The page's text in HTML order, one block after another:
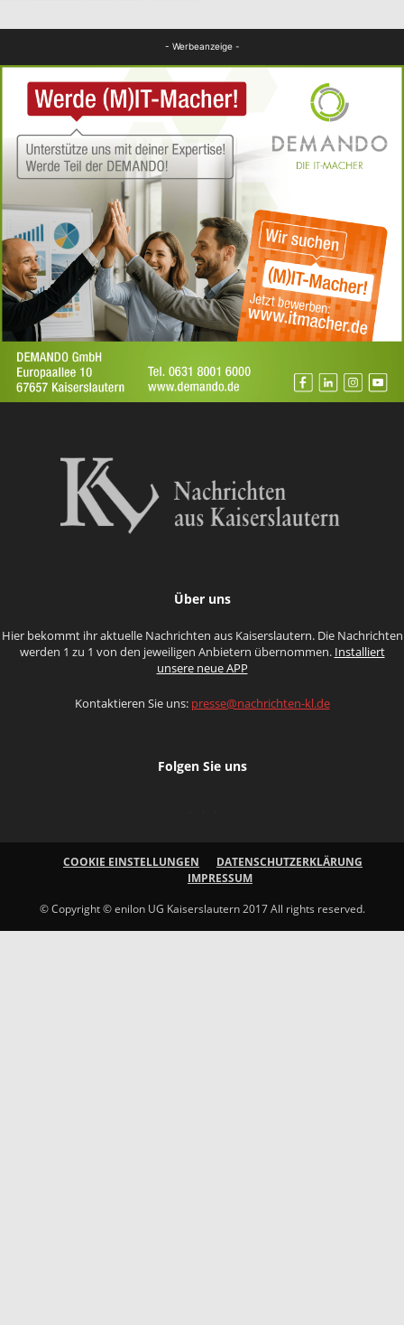
- Werbeanzeige -
Über uns
Hier bekommt ihr aktuelle Nachrichten aus Kaiserslautern. Die Nachrichten
werden 1 zu 1 von den jeweiligen Anbietern übernommen. Installiert
unsere neue APP
Kontaktieren Sie uns: presse@nachrichten-kl.de
Folgen Sie uns
COOKIE EINSTELLUNGEN
DATENSCHUTZERKLÄRUNG
IMPRESSUM
© Copyright © enilon UG Kaiserslautern 2017 All rights reserved.